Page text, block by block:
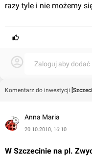
razy tyle i nie możemy
Zaloguj aby dodać
Komentarz do inwestycji
Anna Maria
20.10.2010, 16:10
W Szczecinie na pl.